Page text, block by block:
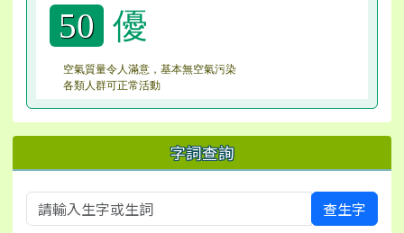
50 優
空氣質量令人滿意，基本無空氣污染
各類人群可正常活動
字詞查詢
查生字